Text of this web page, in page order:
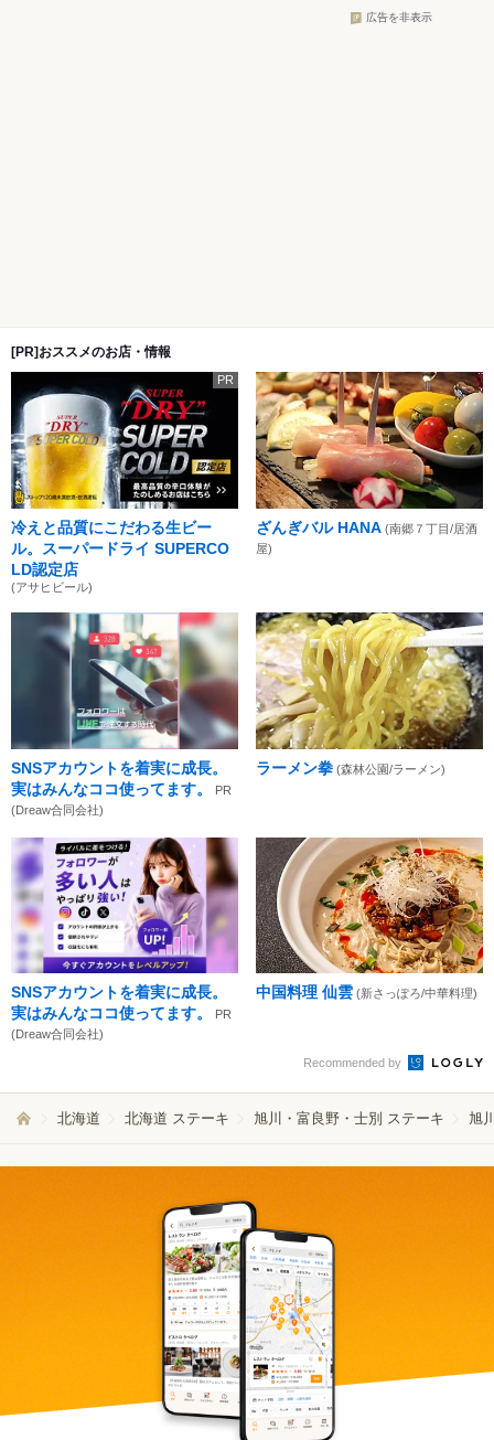
広告を非表示
[PR]おススメのお店・情報
PR
冷えと品質にこだわる生ビー
ル。スーパードライ SUPERCO
LD認定店
(アサヒビール)
ざんぎバル HANA (南郷７丁目/居酒
屋)
SNSアカウントを着実に成長。
実はみんなココ使ってます。
PR
(Dreaw合同会社)
ラーメン拳 (森林公園/ラーメン)
SNSアカウントを着実に成長。
実はみんなココ使ってます。
PR
(Dreaw合同会社)
中国料理 仙雲 (新さっぽろ/中華料理)
Recommended by
北海道 北海道 ステーキ 旭川・富良野・士別 ステーキ 旭